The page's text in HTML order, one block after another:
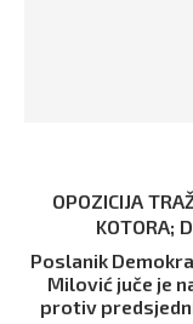
OPOZICIJA
KOTORA;
Poslanik
Milović juče je
protiv